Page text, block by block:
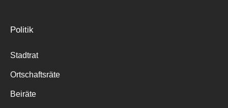
Politik
Stadtrat
Ortschaftsräte
Beiräte